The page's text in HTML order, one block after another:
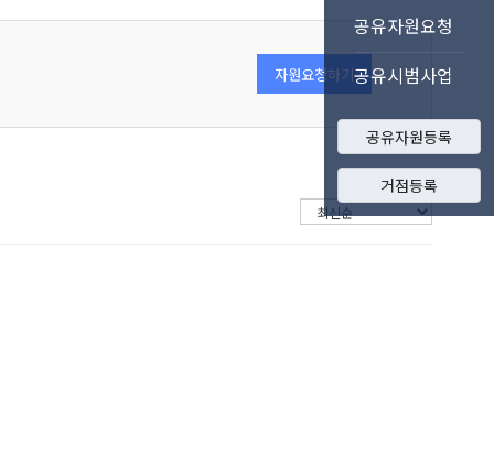
공유자원요청
공유시범사업
공유자원등록
거점등록
자원요청하기